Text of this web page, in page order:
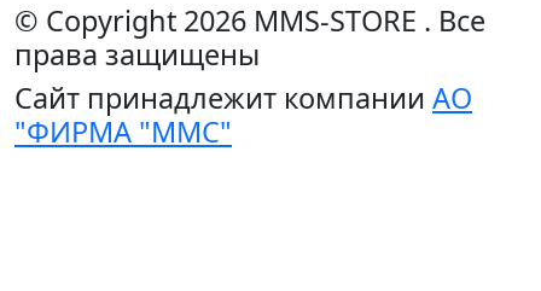
© Copyright 2026 MMS-STORE . Все
права защищены
Сайт принадлежит компании АО
"ФИРМА "ММС"